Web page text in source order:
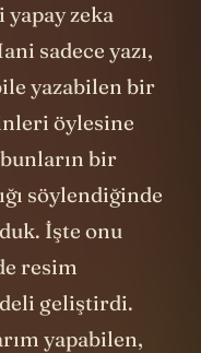
zeka
sadece yazı,
yazabilen bir
öylesine
bir
söylendiğinde
İşte onu
resim
geliştirdi.
yapabilen,